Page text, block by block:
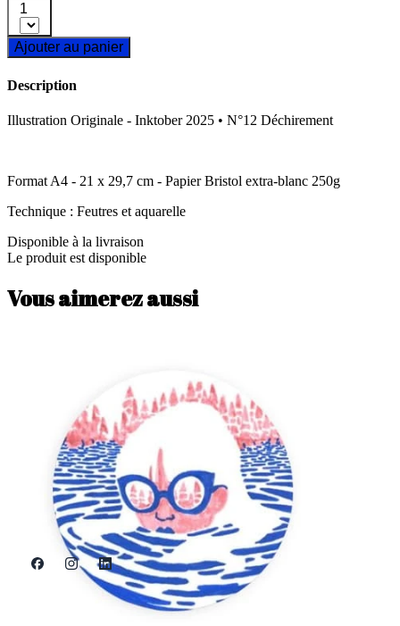
1
Ajouter au panier
Description
Illustration Originale - Inktober 2025 • N°12 Déchirement
Format A4 - 21 x 29,7 cm - Papier Bristol extra-blanc 250g
Technique : Feutres et aquarelle
Disponible à la livraison
Le produit est disponible
Vous aimerez aussi